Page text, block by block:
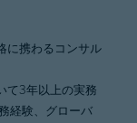
携わるコンサル
3年以上の実務
経験、グローバ